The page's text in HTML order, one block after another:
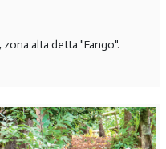
alta detta "Fango".